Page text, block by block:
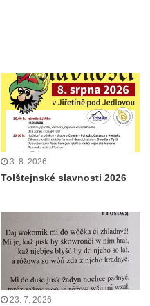
3. 8. 2026
Tolštejnské slavnosti 2026
23. 7. 2026